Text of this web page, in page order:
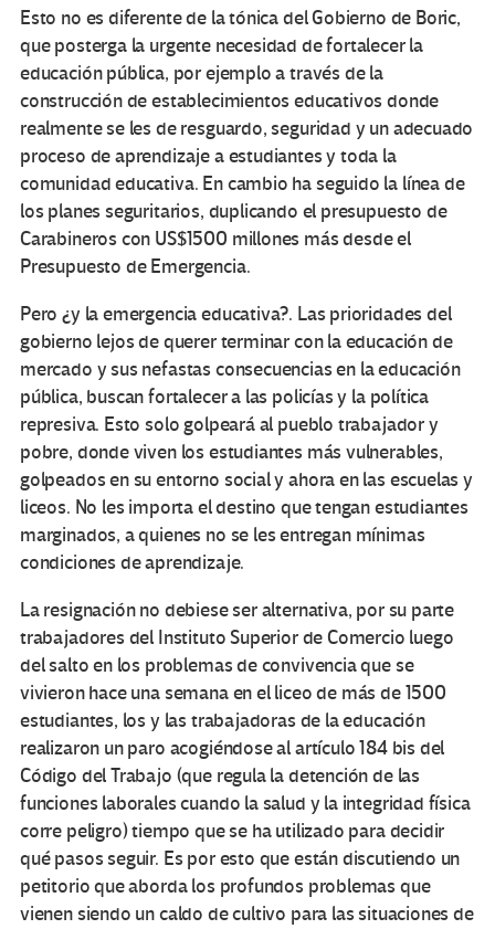
Esto no es diferente de la tónica del Gobierno de Boric,
que posterga la urgente necesidad de fortalecer la
educación pública, por ejemplo a través de la
construcción de establecimientos educativos donde
realmente se les de resguardo, seguridad y un adecuado
proceso de aprendizaje a estudiantes y toda la
comunidad educativa. En cambio ha seguido la línea de
los planes seguritarios, duplicando el presupuesto de
Carabineros con US$1500 millones más desde el
Presupuesto de Emergencia.
Pero ¿y la emergencia educativa?. Las prioridades del
gobierno lejos de querer terminar con la educación de
mercado y sus nefastas consecuencias en la educación
pública, buscan fortalecer a las policías y la política
represiva. Esto solo golpeará al pueblo trabajador y
pobre, donde viven los estudiantes más vulnerables,
golpeados en su entorno social y ahora en las escuelas y
liceos. No les importa el destino que tengan estudiantes
marginados, a quienes no se les entregan mínimas
condiciones de aprendizaje.
La resignación no debiese ser alternativa, por su parte
trabajadores del Instituto Superior de Comercio luego
del salto en los problemas de convivencia que se
vivieron hace una semana en el liceo de más de 1500
estudiantes, los y las trabajadoras de la educación
realizaron un paro acogiéndose al artículo 184 bis del
Código del Trabajo (que regula la detención de las
funciones laborales cuando la salud y la integridad física
corre peligro) tiempo que se ha utilizado para decidir
qué pasos seguir. Es por esto que están discutiendo un
petitorio que aborda los profundos problemas que
vienen siendo un caldo de cultivo para las situaciones de